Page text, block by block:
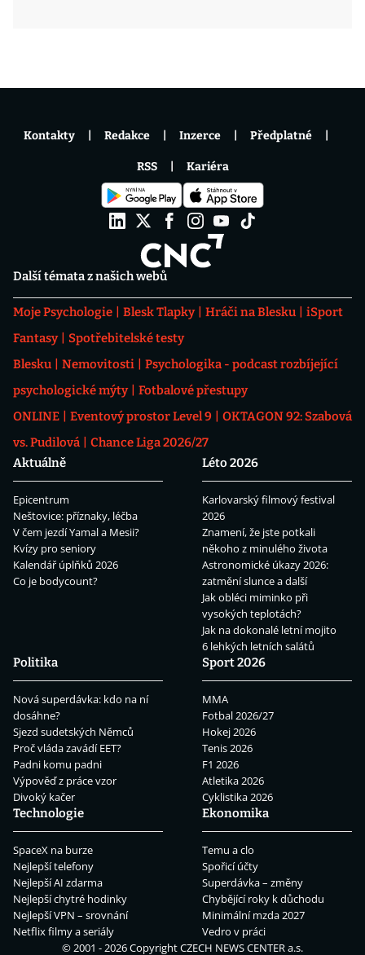
Další témata z našich webů
Moje Psychologie Blesk Tlapky Hráči na Blesku
iSport
Fantasy
Spotřebitelské testy
Blesku
Nemovitosti
Psychologika - podcast rozbíjející
psychologické mýty
Fotbalové přestupy
ONLINE
Eventový prostor Level 9
OKTAGON 92: Szabová
vs. Pudilová
Chance Liga 2026/27
Aktuálně
Epicentrum
Neštovice: příznaky, léčba
V čem jezdí Yamal a Mesii?
Kvízy pro seniory
Kalendář úplňků 2026
Co je bodycount?
Léto 2026
Karlovarský filmový festival
2026
Znamení, že jste potkali
někoho z minulého života
Astronomické úkazy 2026:
zatmění slunce a další
Jak obléci miminko při
vysokých teplotách?
Jak na dokonalé letní mojito
6 lehkých letních salátů
Politika
Nová superdávka: kdo na ní
dosáhne?
Sjezd sudetských Němců
Proč vláda zavádí EET?
Padni komu padni
Výpověď z práce vzor
Divoký kačer
Sport 2026
MMA
Fotbal 2026/27
Hokej 2026
Tenis 2026
F1 2026
Atletika 2026
Cyklistika 2026
Technologie
SpaceX na burze
Nejlepší telefony
Nejlepší AI zdarma
Nejlepší chytré hodinky
Nejlepší VPN – srovnání
Netflix filmy a seriály
Ekonomika
Temu a clo
Spořicí účty
Superdávka – změny
Chybějící roky k důchodu
Minimální mzda 2027
Vedro v práci
Kontakty Redakce Inzerce Předplatné
RSS Kariéra
© 2001 - 2026 CopyrightCZECH NEWS CENTER a.s.